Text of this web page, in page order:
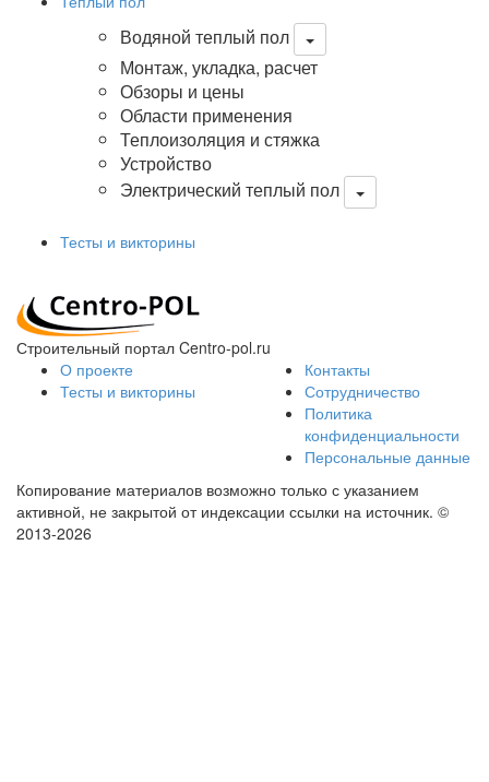
Водяной теплый пол
Монтаж, укладка, расчет
Обзоры и цены
Области применения
Теплоизоляция и стяжка
Устройство
Электрический теплый пол
Тесты и викторины
Строительный портал Centro-pol.ru
О проекте
Тесты и викторины
Контакты
Сотрудничество
Политика
конфиденциальности
Персональные данные
Копирование материалов возможно только с указанием
активной, не закрытой от индексации ссылки на источник. ©
2013-2026